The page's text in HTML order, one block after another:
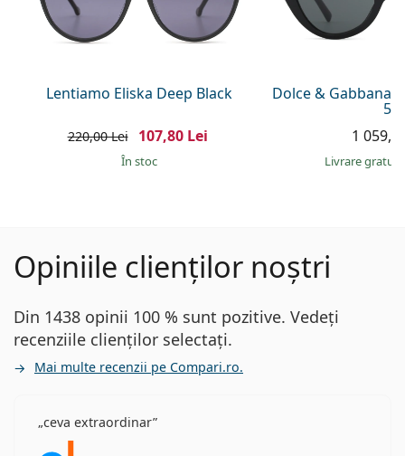
Lentiamo Eliska Deep Black
220,00 Lei 107,80 Lei
În stoc
Dolce & Gabbana
55
1
Livrare
Opiniile clienților noștri
Din 1438 opinii 100 % sunt pozitive. Vedeți
recenziile clienților selectați.
Mai multe recenzii pe Compari.ro.
ceva extraordinar